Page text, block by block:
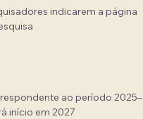
indicarem a página
ao período 2025–
início em 2027